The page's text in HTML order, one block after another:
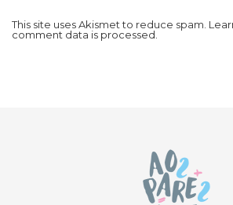
This site uses Akismet to reduce spam.
comment data is processed.